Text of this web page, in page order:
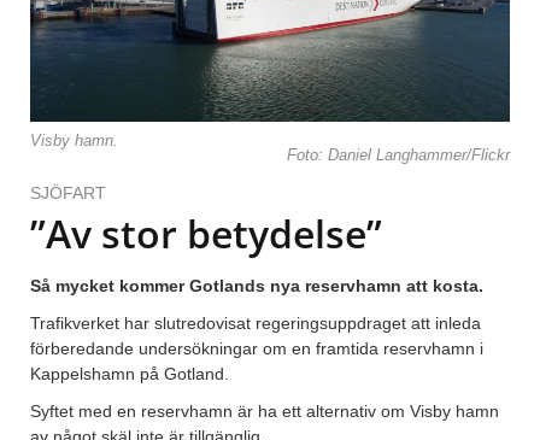
Visby hamn.
Foto: Daniel Langhammer/Flickr
SJÖFART
”Av stor betydelse”
Så mycket kommer Gotlands nya reservhamn att kosta.
Trafikverket har slutredovisat regeringsuppdraget att inleda
förberedande undersökningar om en framtida reservhamn i
Kappelshamn på Gotland.
Syftet med en reservhamn är ha ett alternativ om Visby hamn